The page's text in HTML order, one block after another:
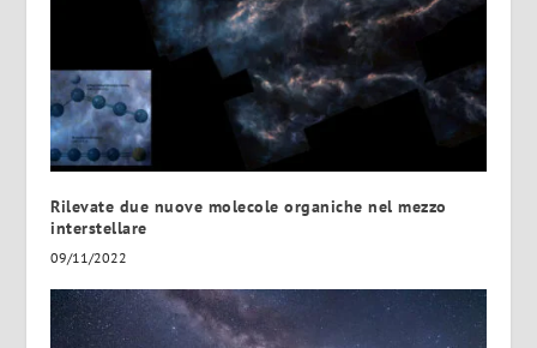
Rilevate due nuove molecole organiche nel mezzo
interstellare
09/11/2022